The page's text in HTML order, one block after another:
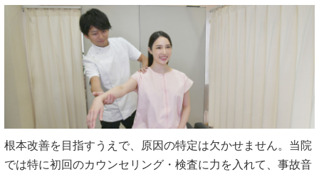
根本改善を目指すうえで、原因の特定は欠かせません。当院
では特に初回のカウンセリング・検査に力を入れて、事故音